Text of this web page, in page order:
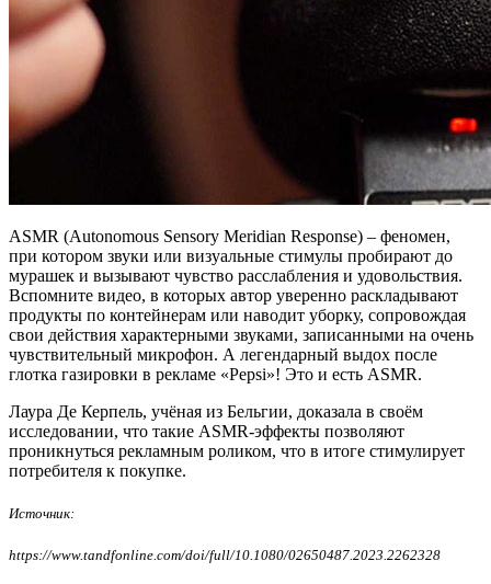
ASMR (Autonomous Sensory Meridian Response) – феномен,
при котором звуки или визуальные стимулы пробирают до
мурашек и вызывают чувство расслабления и удовольствия.
Вспомните видео, в которых автор уверенно раскладывают
продукты по контейнерам или наводит уборку, сопровождая
свои действия характерными звуками, записанными на очень
чувствительный микрофон. А легендарный выдох после
глотка газировки в рекламе «Pepsi»! Это и есть ASMR.
Лаура Де Керпель, учёная из Бельгии, доказала в своём
исследовании, что такие ASMR-эффекты позволяют
проникнуться рекламным роликом, что в итоге стимулирует
потребителя к покупке.
Источник:
https://www.tandfonline.com/doi/full/10.1080/02650487.2023.2262328